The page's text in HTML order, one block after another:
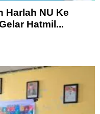
Harlah NU Ke
Hatmil...